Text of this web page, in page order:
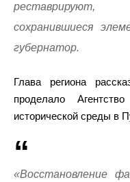
реставрируют,
сохранившиеся
губернатор.
Глава региона
проделало
исторической среды в
«Восстановление